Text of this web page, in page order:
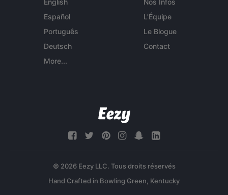
English
Español
Português
Deutsch
More...
Nos Infos
L'Équipe
Le Blogue
Contact
© 2026 Eezy LLC. Tous droits réservés